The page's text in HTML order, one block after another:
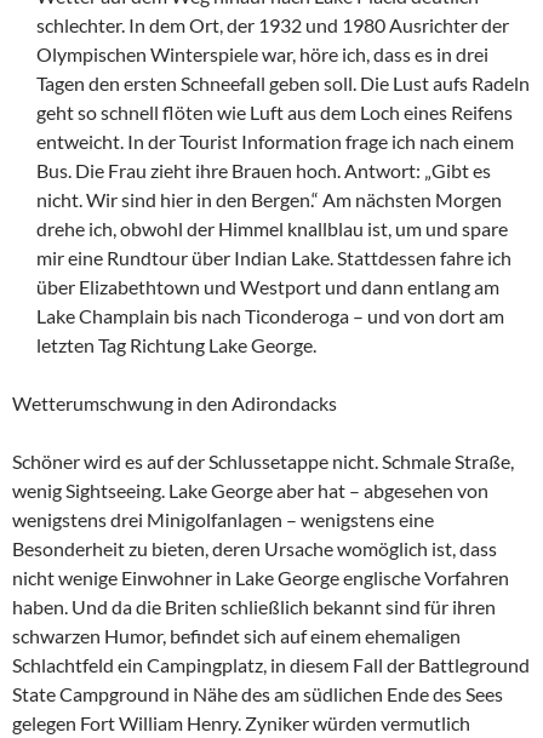
schlechter. In dem Ort, der 1932 und 1980 Ausrichter der
Olympischen Winterspiele war, höre ich, dass es in drei
Tagen den ersten Schneefall geben soll. Die Lust aufs Radeln
geht so schnell flöten wie Luft aus dem Loch eines Reifens
entweicht. In der Tourist Information frage ich nach einem
Bus. Die Frau zieht ihre Brauen hoch. Antwort: „Gibt es
nicht. Wir sind hier in den Bergen.“ Am nächsten Morgen
drehe ich, obwohl der Himmel knallblau ist, um und spare
mir eine Rundtour über Indian Lake. Stattdessen fahre ich
über Elizabethtown und Westport und dann entlang am
Lake Champlain bis nach Ticonderoga – und von dort am
letzten Tag Richtung Lake George.
Wetterumschwung in den Adirondacks
Schöner wird es auf der Schlussetappe nicht. Schmale Straße,
wenig Sightseeing. Lake George aber hat – abgesehen von
wenigstens drei Minigolfanlagen – wenigstens eine
Besonderheit zu bieten, deren Ursache womöglich ist, dass
nicht wenige Einwohner in Lake George englische Vorfahren
haben. Und da die Briten schließlich bekannt sind für ihren
schwarzen Humor, befindet sich auf einem ehemaligen
Schlachtfeld ein Campingplatz, in diesem Fall der Battleground
State Campground in Nähe des am südlichen Ende des Sees
gelegen Fort William Henry. Zyniker würden vermutlich